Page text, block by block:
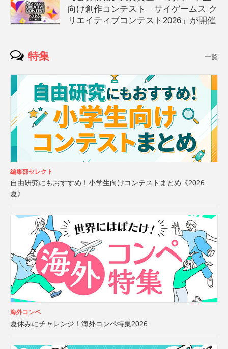
向け創作コンテスト「サイゲームス ク
リエイティブコンテスト2026」が開催
特集 一覧
編集部セレクト
自由研究にもおすすめ！小学生向けコンテストまとめ《2026
夏》
海外コンペ
夏休みにチャレンジ！海外コンペ特集2026